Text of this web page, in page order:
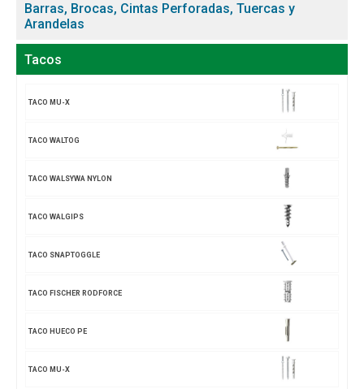
Barras, Brocas, Cintas Perforadas, Tuercas y
Arandelas
Tacos
TACO MU-X
TACO WALTOG
TACO WALSYWA NYLON
TACO WALGIPS
TACO SNAPTOGGLE
TACO FISCHER RODFORCE
TACO HUECO PE
TACO MU-X